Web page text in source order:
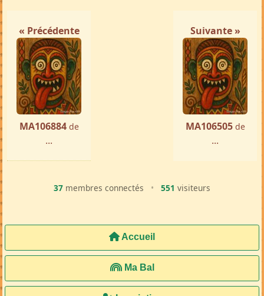
« Précédente
MA106884 de
...
Suivante »
MA106505 de
...
37 membres connectés • 551 visiteurs
Accueil
Ma Bal